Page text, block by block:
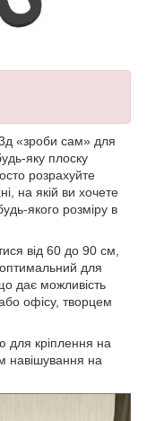
3д «зроби сам» для
яку плоску
розрахуйте
на якій ви хочете
якого розміру в
від 60 до 90 см,
для
дає можливість
офісу, творцем
кріплення на
навішування на